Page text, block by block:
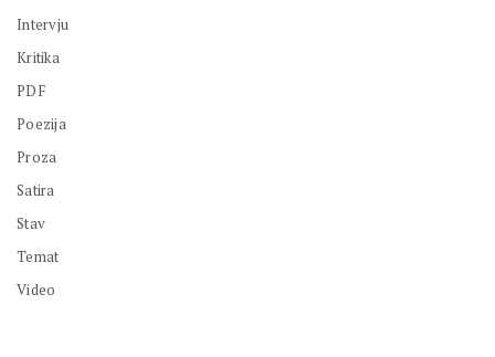
Intervju
Kritika
PDF
Poezija
Proza
Satira
Stav
Temat
Video